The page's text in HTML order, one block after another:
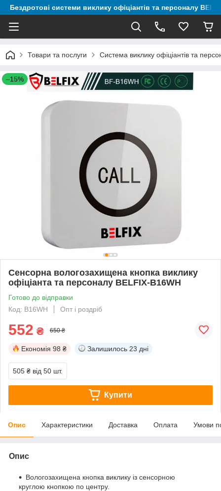
Бездротові системи виклику офіціантів та персоналу
Товари та послуги Система виклику офіціантів та
–15%
Сенсорна вологозахищена кнопка виклику
офіціанта та персоналу BELFIX-B16WH
Готово до відправки
Код: B16WH
Опт і роздріб
552 ₴ 650 ₴
Економія 98 ₴ Залишилось 23 дні
505 ₴ від 50 шт.
Купити
Опис Характеристики Доставка Оплата Умови
Опис
Вологозахищена кнопка виклику із сенсорною
круглою кнопкою по центру.